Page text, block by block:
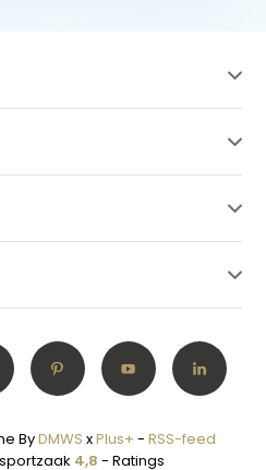
ByDMWS xPlus+ - RSS-feed
4,8 - Ratings